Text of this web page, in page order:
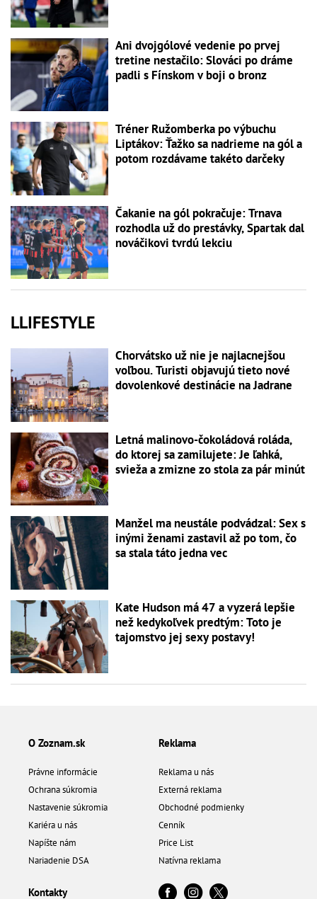
Ani dvojgólové vedenie po prvej
tretine nestačilo: Slováci po dráme
padli s Fínskom v boji o bronz
Tréner Ružomberka po výbuchu
Liptákov: Ťažko sa nadrieme na gól a
potom rozdávame takéto darčeky
Čakanie na gól pokračuje: Trnava
rozhodla už do prestávky, Spartak dal
nováčikovi tvrdú lekciu
LLIFESTYLE
Chorvátsko už nie je najlacnejšou
voľbou. Turisti objavujú tieto nové
dovolenkové destinácie na Jadrane
Letná malinovo-čokoládová roláda,
do ktorej sa zamilujete: Je ľahká,
svieža a zmizne zo stola za pár minút
Manžel ma neustále podvádzal: Sex s
inými ženami zastavil až po tom, čo
sa stala táto jedna vec
Kate Hudson má 47 a vyzerá lepšie
než kedykoľvek predtým: Toto je
tajomstvo jej sexy postavy!
O Zoznam.sk
Právne informácie
Ochrana súkromia
Nastavenie súkromia
Kariéra u nás
Napíšte nám
Nariadenie DSA
Reklama
Reklama u nás
Externá reklama
Obchodné podmienky
Cenník
Price List
Natívna reklama
Kontakty